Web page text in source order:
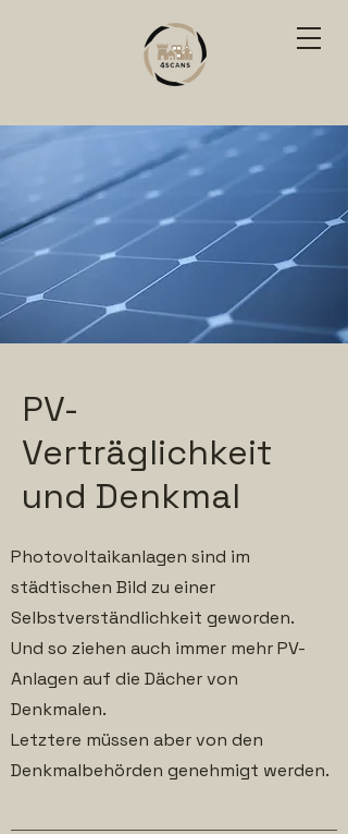
PV-
Verträglichkeit
und Denkmal
Photovoltaikanlagen sind im
städtischen Bild zu einer
Selbstverständlichkeit geworden.
Und so ziehen auch immer mehr PV-
Anlagen auf die Dächer von
Denkmalen.
Letztere müssen aber von den
Denkmalbehörden genehmigt werden.